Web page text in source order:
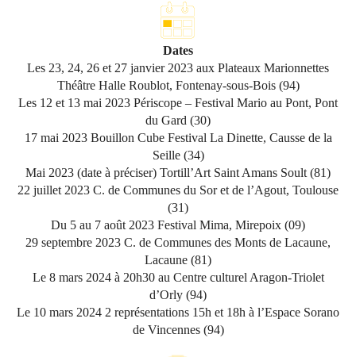
Dates
Les 23, 24, 26 et 27 janvier 2023 aux Plateaux Marionnettes
Théâtre Halle Roublot, Fontenay-sous-Bois (94)
Les 12 et 13 mai 2023 Périscope – Festival Mario au Pont, Pont
du Gard (30)
17 mai 2023 Bouillon Cube Festival La Dinette, Causse de la
Seille (34)
Mai 2023 (date à préciser) Tortill’Art Saint Amans Soult (81)
22 juillet 2023 C. de Communes du Sor et de l’Agout, Toulouse
(31)
Du 5 au 7 août 2023 Festival Mima, Mirepoix (09)
29 septembre 2023 C. de Communes des Monts de Lacaune,
Lacaune (81)
Le 8 mars 2024 à 20h30 au Centre culturel Aragon-Triolet
d’Orly (94)
Le 10 mars 2024 2 représentations 15h et 18h à l’Espace Sorano
de Vincennes (94)